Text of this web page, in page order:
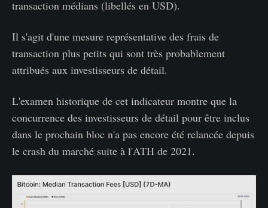
transaction médians (libellés en USD).
Il s'agit d'une mesure représentative des frais de
transaction plus petits qui sont très probablement
attribués aux investisseurs de détail.
L'examen historique de cet indicateur montre que la
concurrence des investisseurs de détail pour être inclus
dans le prochain bloc n'a pas encore été relancée depuis
le crash du marché suite à l'ATH de 2021.